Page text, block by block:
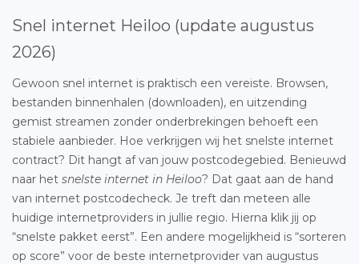
Snel internet Heiloo (update augustus
2026)
Gewoon snel internet is praktisch een vereiste. Browsen,
bestanden binnenhalen (downloaden), en uitzending
gemist streamen zonder onderbrekingen behoeft een
stabiele aanbieder. Hoe verkrijgen wij het snelste internet
contract? Dit hangt af van jouw postcodegebied. Benieuwd
naar het snelste internet in Heiloo? Dat gaat aan de hand
van internet postcodecheck. Je treft dan meteen alle
huidige internetproviders in jullie regio. Hierna klik jij op
“snelste pakket eerst”. Een andere mogelijkheid is “sorteren
op score” voor de beste internetprovider van augustus